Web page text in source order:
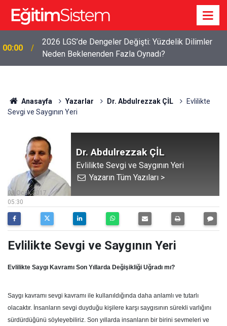
00:00
2026 LGS’de Dengeler Değişti: Yüzdelik Dilimler
Neden Beklenenden Fazla Oynadı?
Anasayfa Yazarlar Dr. Abdulrezzak ÇİL
Evlilikte
Sevgi ve Saygının Yeri
Dr. Abdulrezzak ÇİL
Evlilikte Sevgi ve Saygının Yeri
Yazarın Tüm Yazıları >
05:30
03 Ocak 2017
Evlilikte Sevgi ve Saygının Yeri
Evlilikte Saygı Kavramı Son Yıllarda Değişikliği Uğradı mı?
Saygı kavramı sevgi kavramı ile kullanıldığında daha anlamlı ve tutarlı
olacaktır. İnsanların sevgi duyduğu kişilere karşı saygısının sürekli varlığını
sürdürdüğünü söyleyebiliriz. Son yıllarda insanların bir birini sevmeleri ve